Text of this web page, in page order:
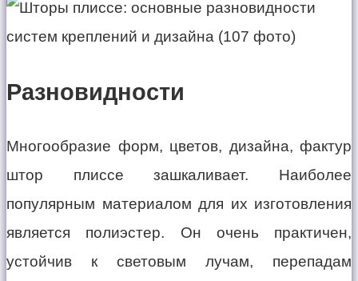
Разновидности
Многообразие форм, цветов, дизайна, фактур
штор плиссе зашкаливает. Наиболее
популярным материалом для их изготовления
является полиэстер. Он очень практичен,
устойчив к световым лучам, перепадам